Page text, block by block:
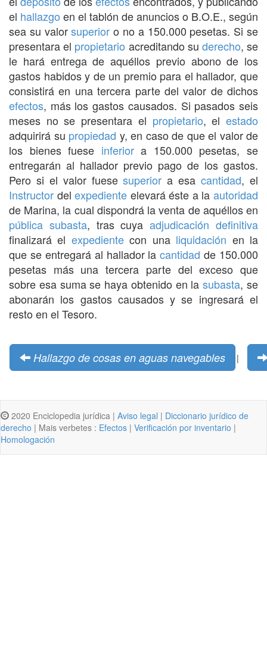
el hallazgo en el tablón de anuncios o B.O.E., según
sea su valorsuperior o no a 150.000 pesetas. Si se
presentara el propietario acreditando su derecho, se
le hará entrega de aquéllos previo abono de los
gastos habidos y de un premio para el hallador, que
consistirá en una tercera parte del valor de dichos
efectos, más los gastos causados. Si pasados seis
meses no se presentara el propietario, elestado
adquirirá su propiedad y, en caso de que el valor de
los bienes fuese inferiora 150.000 pesetas, se
entregarán al hallador previo pago de los gastos.
Pero si el valor fuesesuperior a esacantidad, el
Instructor delexpediente elevará éste a laautoridad
de Marina, la cual dispondrá la venta de aquéllos en
pública subasta, tras cuyaadjudicación definitiva
finalizará el expedientecon una liquidación en la
que se entregará al hallador lacantidad de 150.000
pesetas más una tercera parte del exceso que
sobre esa suma se haya obtenido en lasubasta, se
abonarán los gastos causados y se ingresará el
resto en el Tesoro.
Hallazgo de cosas en aguas navegables |
2020 Enciclopedia jurídica | Aviso legal | Diccionario jurídico de
derecho | Mais verbetes : Efectos | Verificación por inventario |
Homologación